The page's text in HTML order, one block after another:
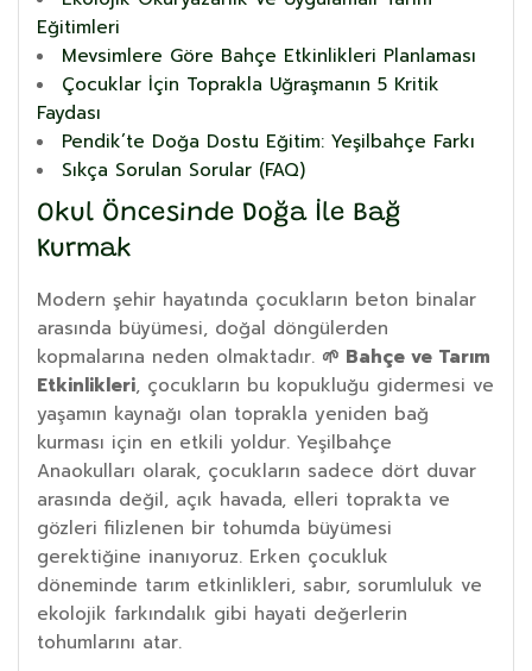
Eğitimleri
Mevsimlere Göre Bahçe Etkinlikleri Planlaması
Çocuklar İçin Toprakla Uğraşmanın 5 Kritik
Faydası
Pendik’te Doğa Dostu Eğitim: Yeşilbahçe Farkı
Sıkça Sorulan Sorular (FAQ)
Okul Öncesinde Doğa İle Bağ
Kurmak
Modern şehir hayatında çocukların beton binalar
arasında büyümesi, doğal döngülerden
kopmalarına neden olmaktadır. 🌱 Bahçe ve Tarım
Etkinlikleri, çocukların bu kopukluğu gidermesi ve
yaşamın kaynağı olan toprakla yeniden bağ
kurması için en etkili yoldur. Yeşilbahçe
Anaokulları olarak, çocukların sadece dört duvar
arasında değil, açık havada, elleri toprakta ve
gözleri filizlenen bir tohumda büyümesi
gerektiğine inanıyoruz. Erken çocukluk
döneminde tarım etkinlikleri, sabır, sorumluluk ve
ekolojik farkındalık gibi hayati değerlerin
tohumlarını atar.